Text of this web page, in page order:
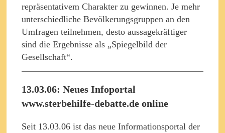
repräsentativem Charakter zu gewinnen. Je mehr
unterschiedliche Bevölkerungsgruppen an den
Umfragen teilnehmen, desto aussagekräftiger
sind die Ergebnisse als „Spiegelbild der
Gesellschaft“.
13.03.06: Neues Infoportal
www.sterbehilfe-debatte.de online
Seit 13.03.06 ist das neue Informationsportal der